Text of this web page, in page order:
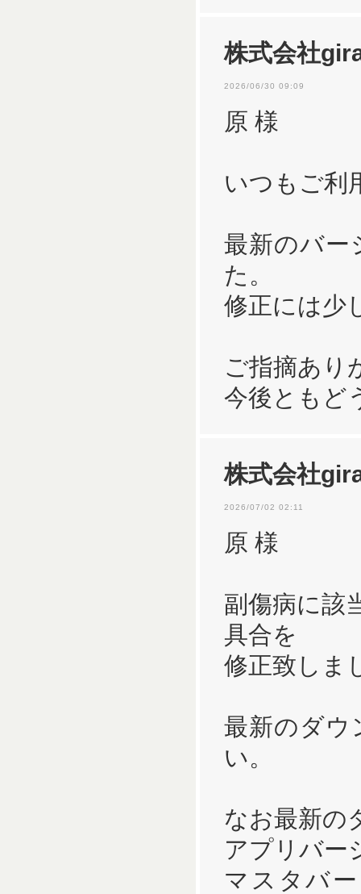
株式会社
2026/06/30 09:09
原 様
いつもご利
最新のバー
た。
修正には少
ご指摘あり
今後ともど
株式会社
2026/07/02 02:11
原 様
副傷病に該
具合を
修正致しま
最新のダウ
い。
なお最新の
アプリバー
マスタバ